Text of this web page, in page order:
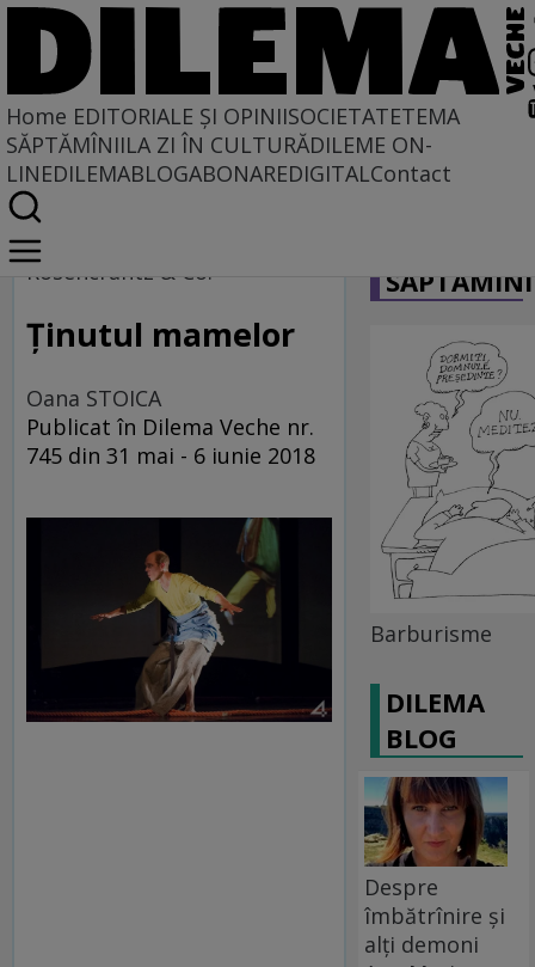
Home EDITORIALE ȘI OPINIISOCIETATETEMA
SĂPTĂMÎNIILA ZI ÎN CULTURĂDILEME ON-
LINEDILEMABLOGABONAREDIGITALContact
Home
Regimul artelor și munițiilor
Rosencrantz & Co.
Ţinutul mamelor
Oana STOICA
Publicat în Dilema Veche nr.
745 din 31 mai - 6 iunie 2018
Barburisme
DILEMA
BLOG
Despre
îmbătrînire și
alți demoni